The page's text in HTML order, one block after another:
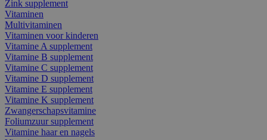
Zink supplement
Vitaminen
Multivitaminen
Vitaminen voor kinderen
Vitamine A supplement
Vitamine B supplement
Vitamine C supplement
Vitamine D supplement
Vitamine E supplement
Vitamine K supplement
Zwangerschapsvitamine
Foliumzuur supplement
Vitamine haar en nagels